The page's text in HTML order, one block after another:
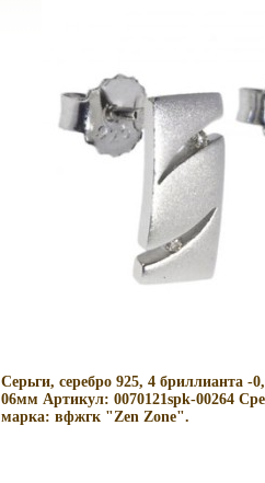
Серьги, серебро 925, 4 бриллианта
06мм Артикул: 0070121spk-00264
марка: вфжгк "Zen Zone".